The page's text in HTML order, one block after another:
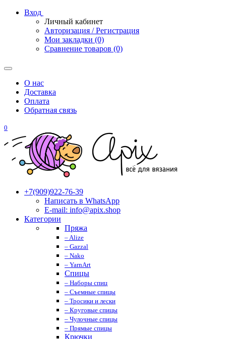
Вход
Личный кабинет
Авторизация / Регистрация
Мои закладки (0)
Сравнение товаров (0)
О нас
Доставка
Оплата
Обратная связь
0
+7(909)922-76-39
Написать в WhatsApp
E-mail: info@apix.shop
Категории
Пряжа
– Alize
– Gazzal
– Nako
– YarnArt
Спицы
– Наборы спиц
– Съемные спицы
– Тросики и лески
– Круговые спицы
– Чулочные спицы
– Прямые спицы
Крючки